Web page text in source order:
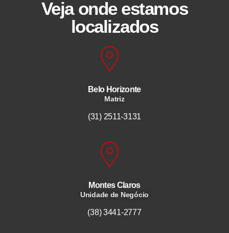
Veja onde estamos
localizados
Belo Horizonte
Matriz
(31) 2511-3131
Montes Claros
Unidade de Negócio
(38) 3441-2777